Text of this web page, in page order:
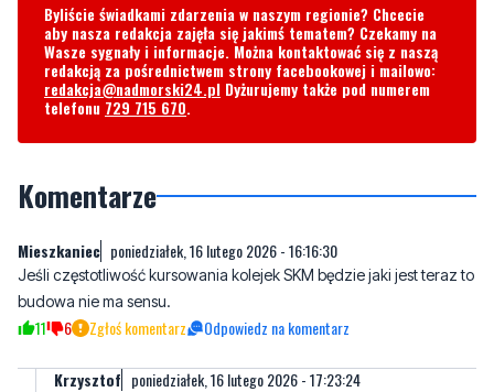
Byliście świadkami zdarzenia w naszym regionie? Chcecie
aby nasza redakcja zajęła się jakimś tematem? Czekamy na
Wasze sygnały i informacje. Można kontaktować się z naszą
redakcją za pośrednictwem strony facebookowej i mailowo:
redakcja@nadmorski24.pl Dyżurujemy także pod numerem
telefonu 729 715 670.
Komentarze
Mieszkaniec poniedziałek, 16 lutego 2026 - 16:16:30
Jeśli częstotliwość kursowania kolejek SKM będzie jaki jest teraz to
budowa nie ma sensu.
11 6 Zgłoś komentarz Odpowiedz na komentarz
Krzysztof poniedziałek, 16 lutego 2026 - 17:23:24